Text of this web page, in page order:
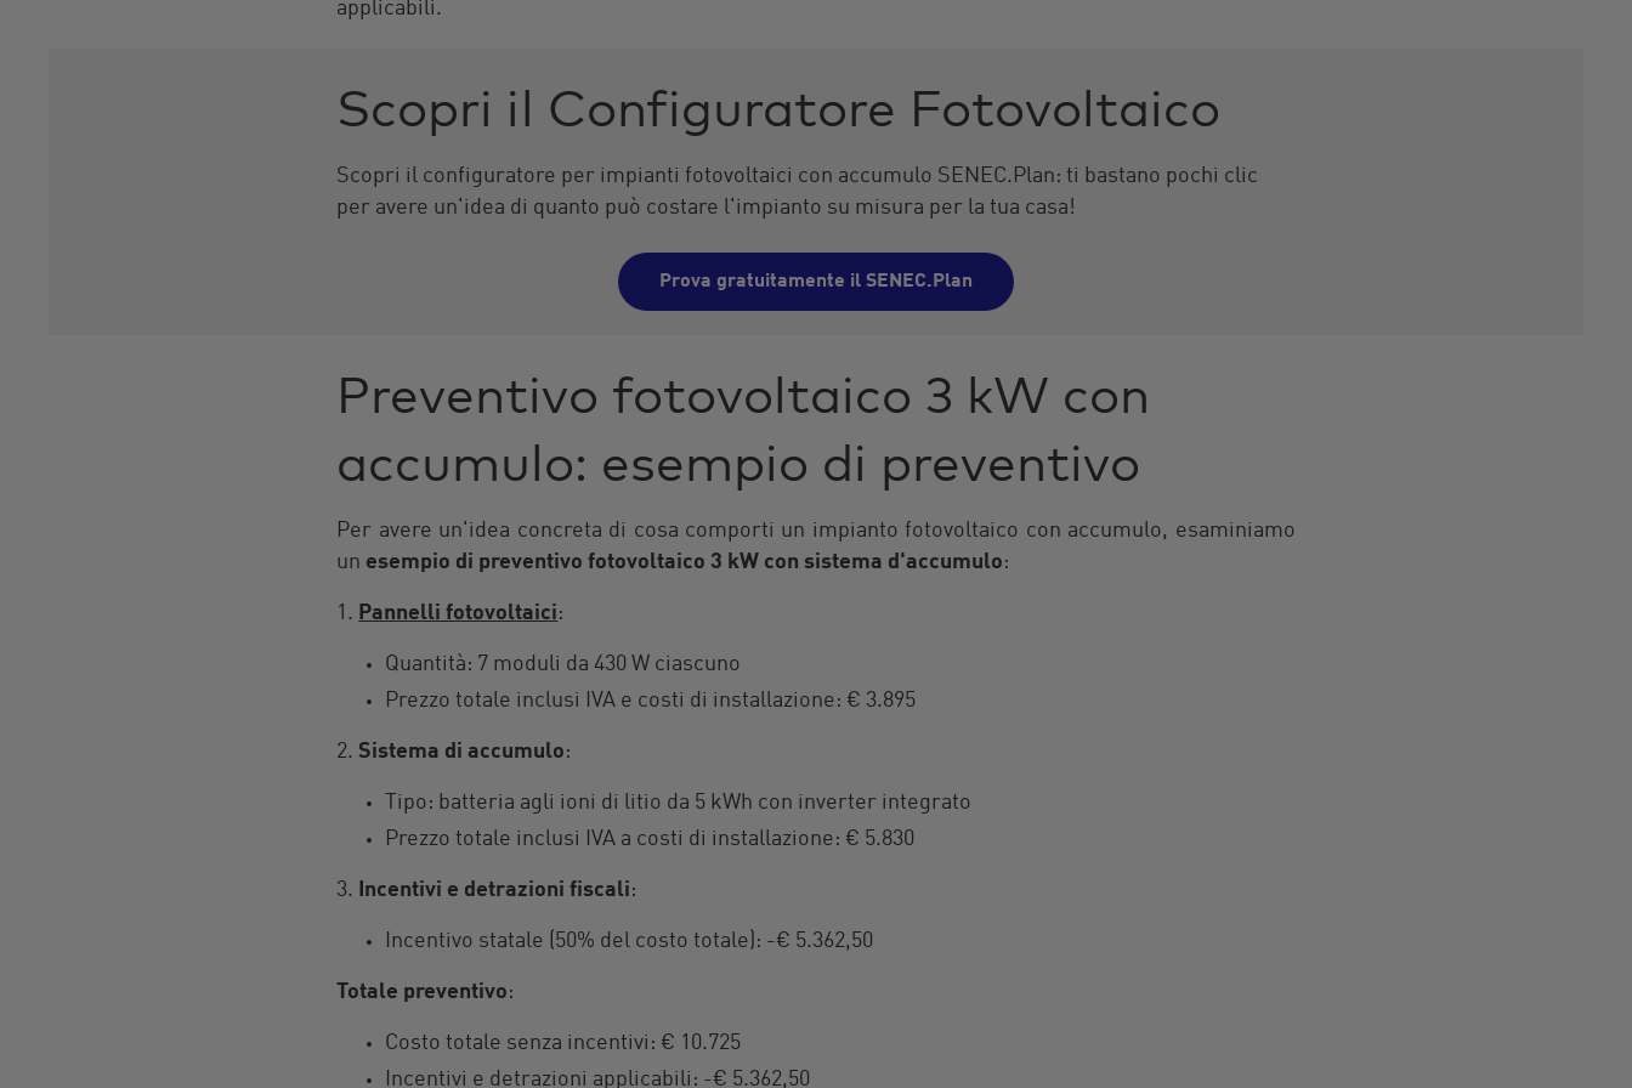
applicabili.
Scopri il Configuratore Fotovoltaico
Scopri il configuratore per impianti fotovoltaici con accumulo SENEC.Plan: ti bastano pochi clic
per avere un'idea di quanto può costare l'impianto su misura per la tua casa!
Prova gratuitamente il SENEC.Plan
Preventivo fotovoltaico 3 kW con
accumulo: esempio di preventivo
Per avere un'idea concreta di cosa comporti un impianto fotovoltaico con accumulo, esaminiamo
un esempio di preventivo fotovoltaico 3 kW con sistema d'accumulo:
1. Pannelli fotovoltaici:
Quantità: 7 moduli da 430 W ciascuno
Prezzo totale inclusi IVA e costi di installazione: € 3.895
2.Sistema di accumulo:
Tipo: batteria agli ioni di litio da 5 kWh con inverter integrato
Prezzo totale inclusi IVA a costi di installazione: € 5.830
3. Incentivi e detrazioni fiscali:
Incentivo statale (50% del costo totale): -€ 5.362,50
Totale preventivo:
Costo totale senza incentivi: € 10.725
Incentivi e detrazioni applicabili: -€ 5.362,50